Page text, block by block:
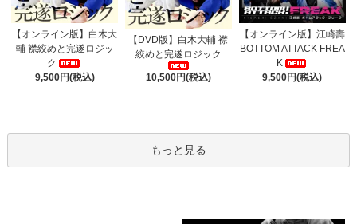
【オンライン版】白木大
輔 襟絞めと完遂ロジッ
ク
9,500円(税込)
【DVD版】白木大輔 襟
絞めと完遂ロジック
10,500円(税込)
【オンライン版】江崎壽
BOTTOM ATTACK FREA
K
9,500円(税込)
もっと見る